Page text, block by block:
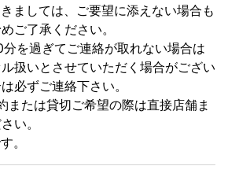
ましては、ご要望に添えない場合も
ご了承ください。
を過ぎてご連絡が取れない場合は
扱いとさせていただく場合がござい
必ずご連絡下さい。
たは貸切ご希望の際は直接店舗ま
い。
。